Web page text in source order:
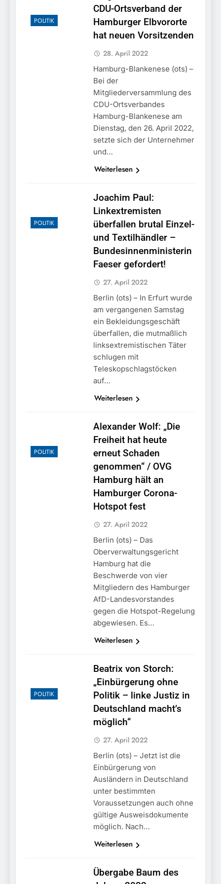
Beinahekollision an
Bahnübergang in Aubing
/ Bundespolizei ermittelt
wegen gefährlichen
Bahnverkehr
5. August 2026
POLITIK
CDU-Ortsverband der
Hamburger Elbvororte
hat neuen Vorsitzenden
28. April 2022
Hamburg-Blankenese (ots) –
Bei der
Mitgliederversammlung des
CDU-Ortsverbandes
Hamburg-Blankenese am
Dienstag, den 26. April 2022,
setzte sich der Unternehmer
und…
Weiterlesen
POLITIK
Joachim Paul:
Linkextremisten
überfallen brutal Einzel-
und Textilhändler –
Bundesinnenministerin
Faeser gefordert!
27. April 2022
Berlin (ots) – In Erfurt wurde
am vergangenen Samstag
ein Bekleidungsgeschäft
überfallen, die mutmaßlich
linksextremistischen Täter
schlugen mit
Teleskopschlagstöcken
auf…
Weiterlesen
POLITIK
Alexander Wolf: „Die
Freiheit hat heute
erneut Schaden
genommen“ / OVG
Hamburg hält an
Hamburger Corona-
Hotspot fest
27. April 2022
Berlin (ots) – Das
Oberverwaltungsgericht
Hamburg hat die
Beschwerde von vier
Mitgliedern des Hamburger
AfD-Landesvorstandes
gegen die Hotspot-Regelung
abgewiesen. Es…
Weiterlesen
POLITIK
Beatrix von Storch:
„Einbürgerung ohne
Politik – linke Justiz in
Deutschland macht’s
möglich“
27. April 2022
Berlin (ots) – Jetzt ist die
Einbürgerung von
Ausländern in Deutschland
unter bestimmten
Voraussetzungen auch ohne
gültige Ausweisdokumente
möglich. Nach…
Weiterlesen
Übergabe Baum des